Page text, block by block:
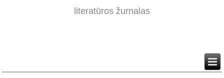
literatūros žurnalas